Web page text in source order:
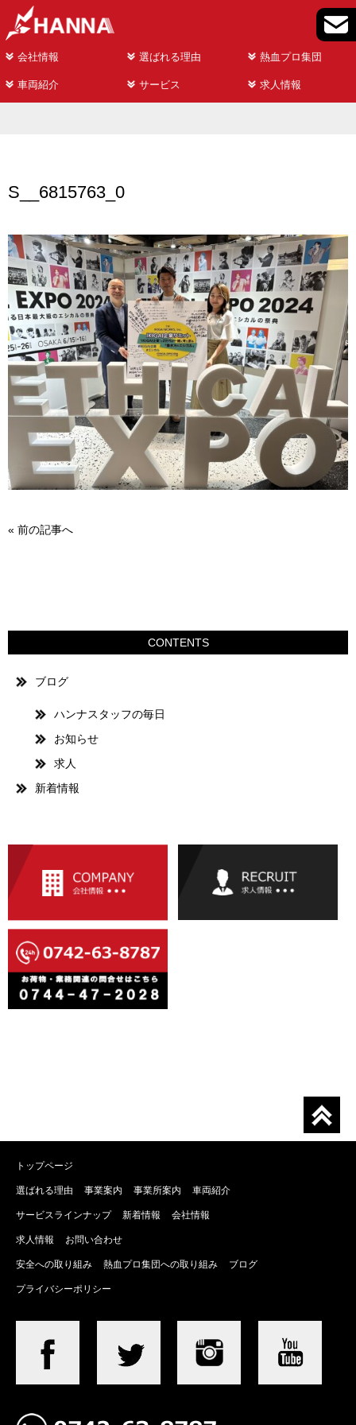
会社情報 選ばれる理由 熱血プロ集団
車両紹介 サービス 求人情報
S__6815763_0
« 前の記事へ
CONTENTS
ブログ
ハンナスタッフの毎日
お知らせ
求人
新着情報
トップページ
選ばれる理由 事業案内 事業所案内 車両紹介
サービスラインナップ 新着情報 会社情報
求人情報 お問い合わせ
安全への取り組み 熱血プロ集団への取り組み ブログ
プライバシーポリシー